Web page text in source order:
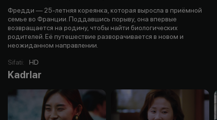
Фредди — 25-летняя кореянка, которая выросла в приёмной
семье во Франции. Поддавшись порыву, она впервые
возвращается на родину, чтобы найти биологических
родителей. Её путешествие разворачивается в новом и
неожиданном направлении.
Sifati: HD
Kadrlar